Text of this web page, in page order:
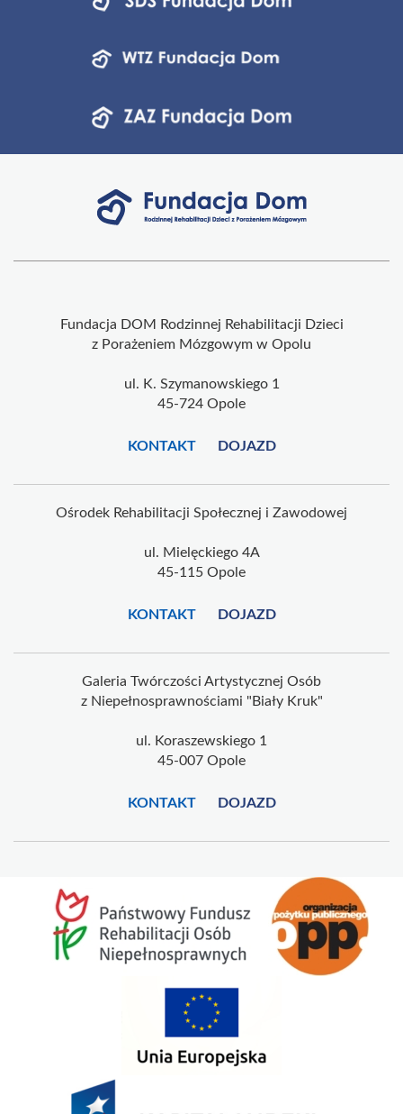
Fundacja DOM Rodzinnej Rehabilitacji Dzieci
z Porażeniem Mózgowym w Opolu
ul. K. Szymanowskiego 1
45-724 Opole
KONTAKT DOJAZD
Ośrodek Rehabilitacji Społecznej i Zawodowej
ul. Mielęckiego 4A
45-115 Opole
KONTAKT DOJAZD
Galeria Twórczości Artystycznej Osób
z Niepełnosprawnościami "Biały Kruk"
ul. Koraszewskiego 1
45-007 Opole
KONTAKT DOJAZD